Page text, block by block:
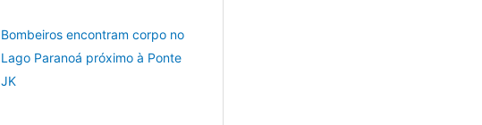
Bombeiros encontram corpo no
Lago Paranoá próximo à Ponte
JK